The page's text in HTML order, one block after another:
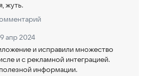
жуть.
9 апр 2024
и исправили множество
и с рекламной интеграцией.
информации.